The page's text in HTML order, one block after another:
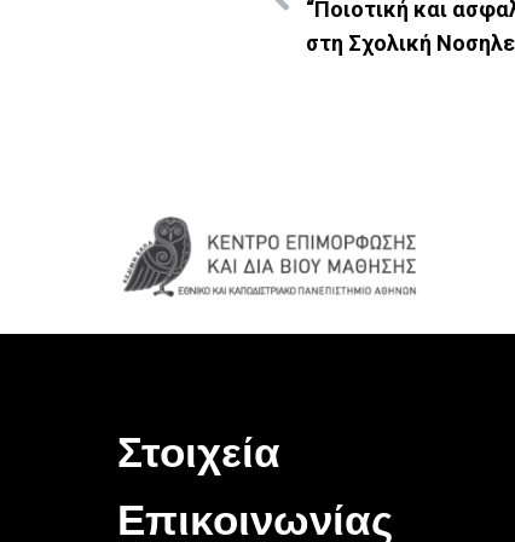
“Ποιοτική και
στη Σχολική
Στοιχεία
Επικοινωνίας